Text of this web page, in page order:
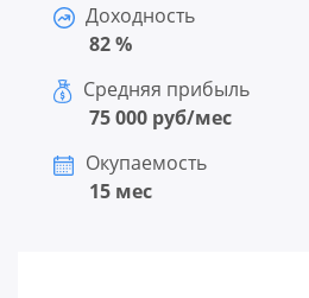
Доходность
82 %
Средняя прибыль
75 000 руб/мес
Окупаемость
15 мес